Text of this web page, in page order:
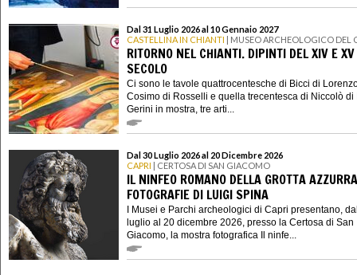
Dal 31 Luglio 2026 al 10 Gennaio 2027
CASTELLINA IN CHIANTI | MUSEO ARCHEOLOGICO DEL
RITORNO NEL CHIANTI. DIPINTI DEL XIV E XV
SECOLO
Ci sono le tavole quattrocentesche di Bicci di
Cosimo di Rosselli e quella trecentesca di Niccolò di
Gerini in mostra, tre arti...
Dal 30 Luglio 2026 al 20 Dicembre 2026
CAPRI | CERTOSA DI SAN GIACOMO
IL NINFEO ROMANO DELLA GROTTA
FOTOGRAFIE DI LUIGI SPINA
I Musei e Parchi archeologici di Capri presentano,
luglio al 20 dicembre 2026, presso la Certosa di San
Giacomo, la mostra fotografica Il ninfe...